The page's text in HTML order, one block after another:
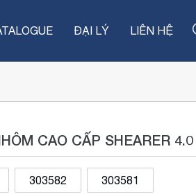
ĐẠI LÝ LIÊN HỆ
CAO CẤP SHEARER 4.0
303582 303581